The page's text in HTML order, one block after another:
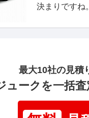
決まりですね。
最大10社の見積
ュークを一括査